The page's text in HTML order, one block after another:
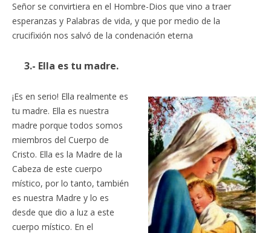
Señor se convirtiera en el Hombre-Dios que vino a traer
esperanzas y Palabras de vida, y que por medio de la
crucifixión nos salvó de la condenación eterna
3.- Ella es tu madre.
¡Es en serio! Ella realmente es
tu madre. Ella es nuestra
madre porque todos somos
miembros del Cuerpo de
Cristo. Ella es la Madre de la
Cabeza de este cuerpo
místico, por lo tanto, también
es nuestra Madre y lo es
desde que dio a luz a este
cuerpo místico. En el